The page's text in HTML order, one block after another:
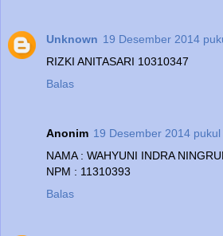
Unknown 19 Desember 2014
RIZKI ANITASARI 10310347
Balas
Anonim 19 Desember 2014 pukul
NAMA : WAHYUNI INDRA
NPM : 11310393
Balas